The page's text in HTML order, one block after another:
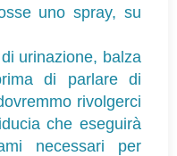
uno spray, su
urinazione, balza
di parlare di
rivolgerci
che eseguirà
necessari per